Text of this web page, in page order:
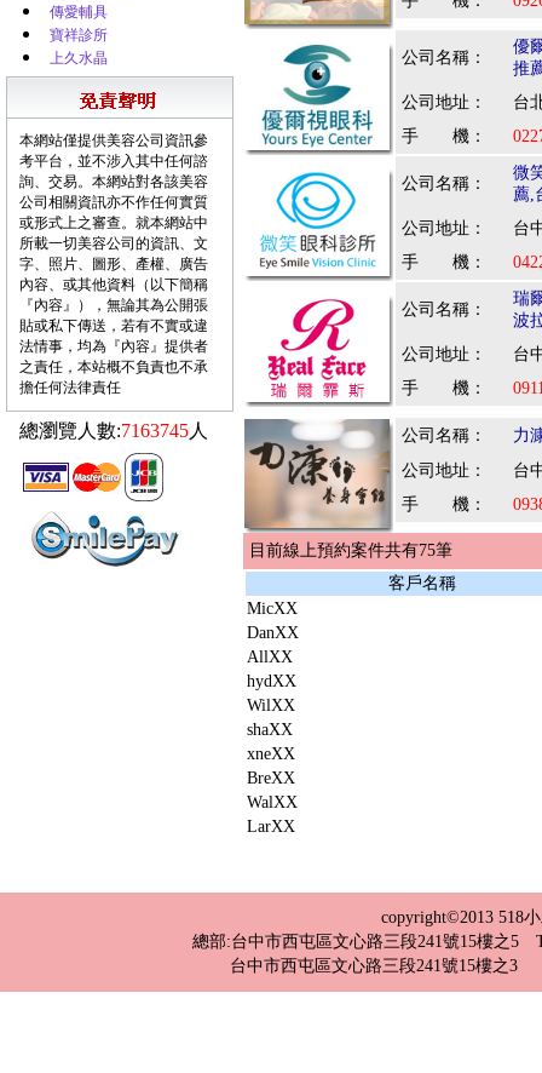
傳愛輔具
寶祥診所
上久水晶
本網站僅提供美容公司資訊參
考平台，並不涉入其中任何諮
詢、交易。本網站對各該美容
公司相關資訊亦不作任何實質
或形式上之審查。就本網站中
所載一切美容公司的資訊、文
字、照片、圖形、產權、廣告
內容、或其他資料（以下簡稱
『內容』），無論其為公開張
貼或私下傳送，若有不實或違
法情事，均為『內容』提供者
之責任，本站概不負責也不承
擔任何法律責任
總瀏覽人數:7163745人
公司名稱：
優
推
公司地址：
台
手 機：
公司名稱：
微
薦,
公司地址：
台
手 機：
公司名稱：
瑞
波
公司地址：
台
手 機：
公司名稱：
力
公司地址：
台
手 機：
目前線上預約案件共有75筆
客戶名稱
MicXX
DanXX
AllXX
hydXX
WilXX
shaXX
xneXX
BreXX
WalXX
LarXX
copyright©2013
總部:台中市西屯區文心路三段241號15樓之5
台中市西屯區文心路三段241號15樓之3